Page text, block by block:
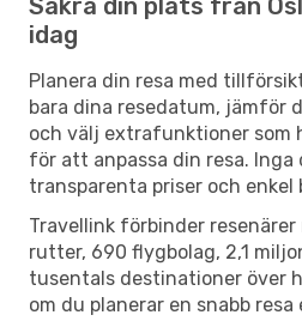
Säkra din plats från
idag
Planera din resa med
bara dina resedatum, jämför
och välj extrafunktioner som
för att anpassa din resa.
transparenta priser och enkel
Travellink förbinder resenärer
rutter, 690 flygbolag, 2,1
tusentals destinationer över
om du planerar en snabb